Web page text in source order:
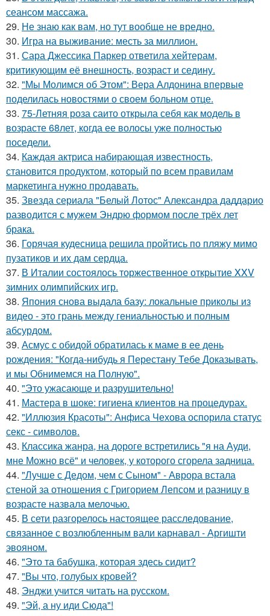
сеансом массажа.
29. Не знаю как вам, но тут вообще не вредно.
30. Игра на выживание: месть за миллион.
31. Сара Джессика Паркер ответила хейтерам,
критикующим её внешность, возраст и седину.
32. "Мы Молимся об Этом": Вера Алдонина впервые
поделилась новостями о своем больном отце.
33. 75-Летняя роза саито открыла себя как модель в
возрасте 68лет, когда ее волосы уже полностью
поседели.
34. Каждая актриса набирающая известность,
становится продуктом, который по всем правилам
маркетинга нужно продавать.
35. Звезда сериала "Белый Лотос" Александра даддарио
разводится с мужем Эндрю формом после трёх лет
брака.
36. Горячая кудесница решила пройтись по пляжу мимо
пузатиков и их дам сердца.
37. В Италии состоялось торжественное открытие XXV
зимних олимпийских игр.
38. Япония снова выдала базу: локальные приколы из
видео - это грань между гениальностью и полным
абсурдом.
39. Асмус с обидой обратилась к маме в ее день
рождения: "Когда-нибудь я Перестану Тебе Доказывать,
и мы Обнимемся на Полную".
40. "Это ужасающе и разрушительно!
41. Мастера в шоке: гигиена клиентов на процедурах.
42. "Иллюзия Красоты": Анфиса Чехова оспорила статус
секс - символов.
43. Классика жанра, на дороге встретились "я на Ауди,
мне Можно всё" и человек, у которого сгорела задница.
44. "Лучше с Дедом, чем с Сыном" - Аврора встала
стеной за отношения с Григорием Лепсом и разницу в
возрасте назвала мелочью.
45. В сети разгорелось настоящее расследование,
связанное с возлюбленным вали карнавал - Аргишти
эвояном.
46. "Это та бабушка, которая здесь сидит?
47. "Вы что, голубых кровей?
48. Энджи учится читать на русском.
49. "Эй, а ну иди Сюда"!